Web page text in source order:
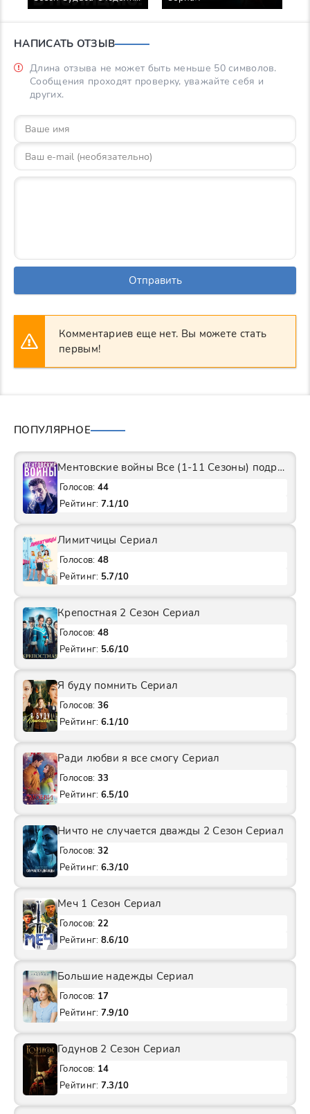
Сериал
НАПИСАТЬ ОТЗЫВ
Длина отзыва не может быть меньше 50 символов.
Сообщения проходят проверку, уважайте себя и
других.
Отправить
Комментариев еще нет. Вы можете стать
первым!
ПОПУЛЯРНОЕ
Ментовские войны Все (1-11 Сезоны) подряд Сериал
Голосов: 44
Рейтинг: 7.1/10
Лимитчицы Сериал
Голосов: 48
Рейтинг: 5.7/10
Крепостная 2 Сезон Сериал
Голосов: 48
Рейтинг: 5.6/10
Я буду помнить Сериал
Голосов: 36
Рейтинг: 6.1/10
Ради любви я все смогу Сериал
Голосов: 33
Рейтинг: 6.5/10
Ничто не случается дважды 2 Сезон Сериал
Голосов: 32
Рейтинг: 6.3/10
Меч 1 Сезон Сериал
Голосов: 22
Рейтинг: 8.6/10
Большие надежды Сериал
Голосов: 17
Рейтинг: 7.9/10
Годунов 2 Сезон Сериал
Голосов: 14
Рейтинг: 7.3/10